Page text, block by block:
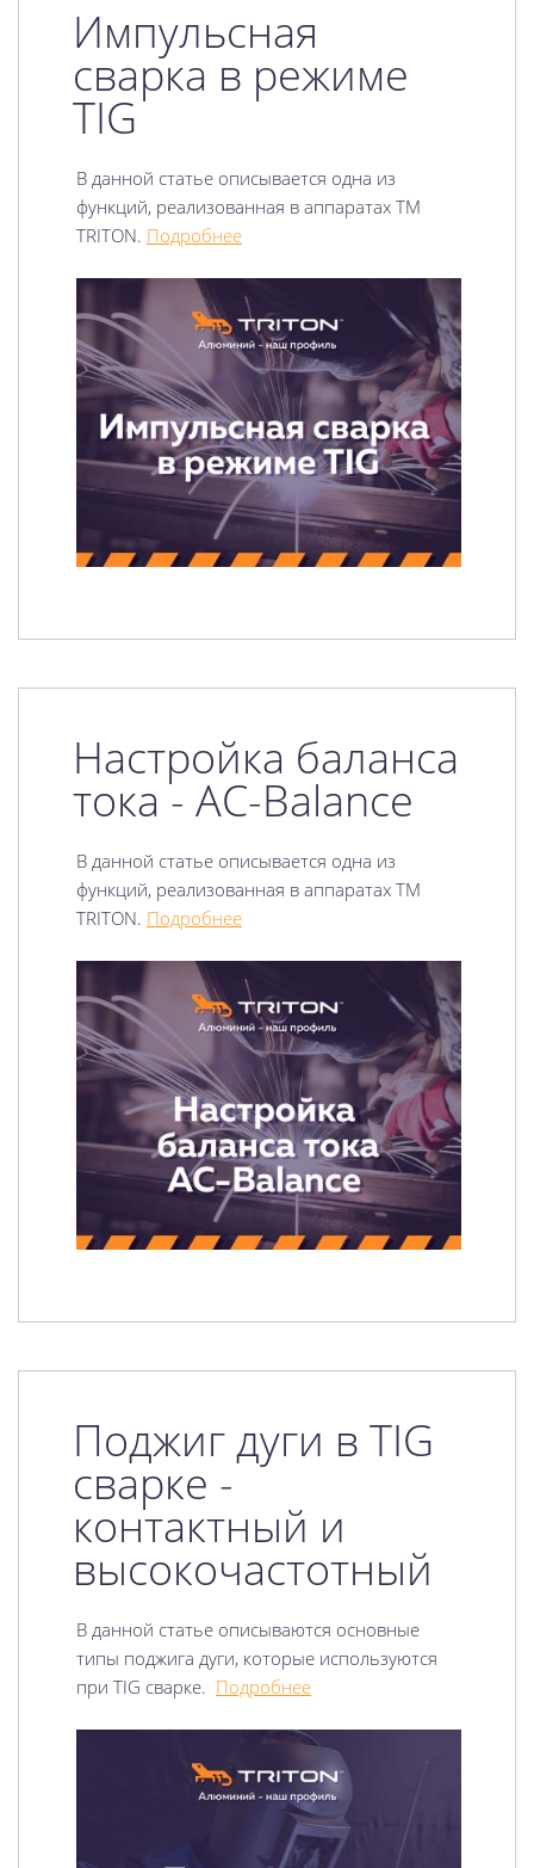
Импульсная
сварка в режиме
TIG
В данной статье описывается одна из
функций, реализованная в аппаратах TM
TRITON. Подробнее
Настройка баланса
тока - AC-Balance
В данной статье описывается одна из
функций, реализованная в аппаратах TM
TRITON. Подробнее
Поджиг дуги в TIG
сварке -
контактный и
высокочастотный
В данной статье описываются основные
типы поджига дуги, которые используются
при TIG сварке. Подробнее